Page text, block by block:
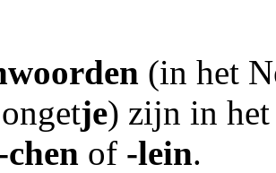
(in het
je) zijn in het
chen of -lein.